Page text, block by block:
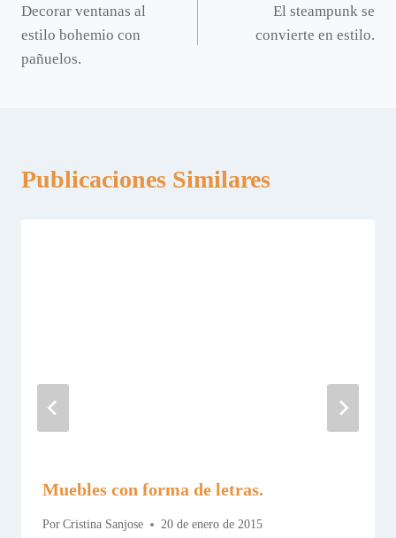
de
entradas
Decorar ventanas al
estilo bohemio con
pañuelos.
El steampunk se
convierte en estilo.
Publicaciones Similares
Muebles con forma de letras.
Por Cristina Sanjose 20 de enero de 2015